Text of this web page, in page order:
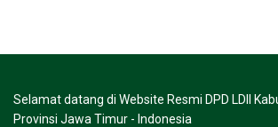
Selamat datang di Website Resmi DPD LDII
Provinsi Jawa Timur - Indonesia